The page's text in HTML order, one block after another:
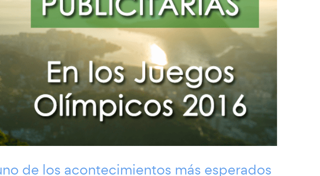
de los acontecimientos más esperados